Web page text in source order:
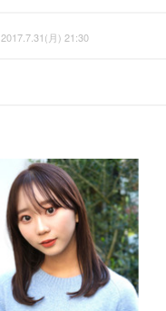
2017.7.31(月) 21:30